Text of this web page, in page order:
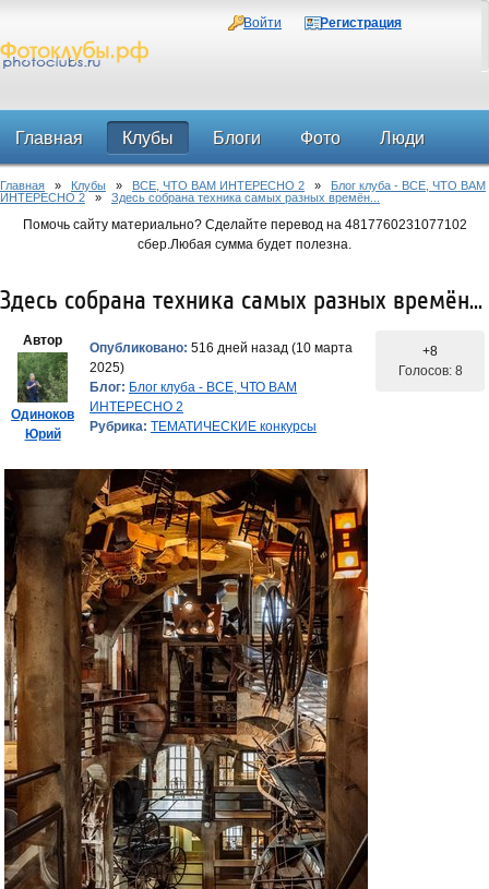
Войти Регистрация
Главная Клубы Блоги Фото Люди
Форум
Главная » Клубы » ВСЕ, ЧТО ВАМ ИНТЕРЕСНО 2 » Блог клуба - ВСЕ, ЧТО ВАМ
ИНТЕРЕСНО 2 » Здесь собрана техника самых разных времён...
Помочь сайту материально? Сделайте перевод на 4817760231077102
сбер.Любая сумма будет полезна.
Здесь собрана техника самых разных времён...
Автор
Одиноков
Юрий
Опубликовано: 516 дней назад (10 марта
2025)
Блог: Блог клуба - ВСЕ, ЧТО ВАМ
ИНТЕРЕСНО 2
Рубрика: ТЕМАТИЧЕСКИЕ конкурсы
+8
Голосов: 8